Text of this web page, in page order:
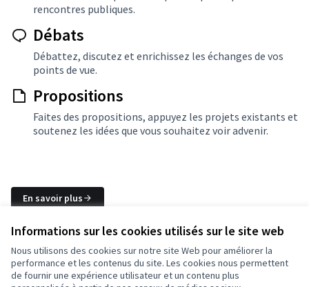
Informations sur les cookies utilisés sur le site web
Nous utilisons des cookies sur notre site Web pour améliorer la
performance et les contenus du site. Les cookies nous permettent
de fournir une expérience utilisateur et un contenu plus
rencontres publiques.
Débats
Débattez, discutez et enrichissez les échanges de vos
points de vue.
Propositions
Faites des propositions, appuyez les projets existants et
soutenez les idées que vous souhaitez voir advenir.
En savoir plus
Conditions d'utilisation
Paramètres des cookies
Français